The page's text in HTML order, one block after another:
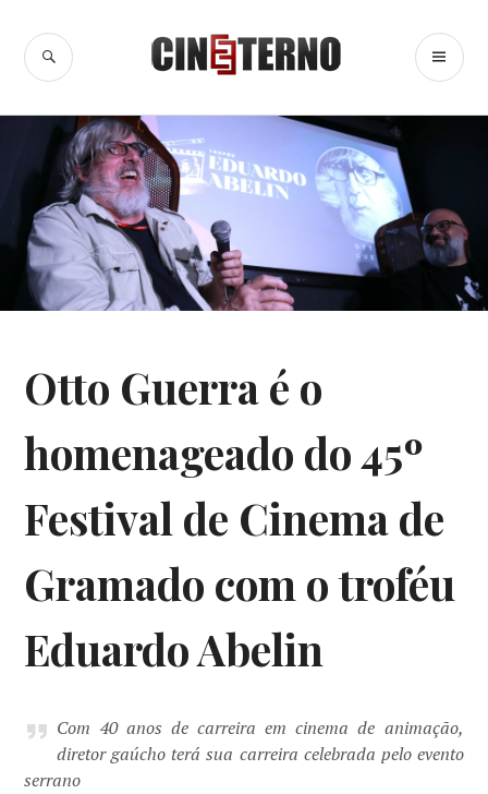
para
conteúdo
Cine Eterno
BUSCA
FESTIVAIS,
GRAMADO
Otto Guerra é o
homenageado do 45º
Festival de Cinema de
Gramado com o troféu
Eduardo Abelin
Com 40 anos de carreira em cinema de animação,
diretor gaúcho terá sua carreira celebrada pelo evento
serrano